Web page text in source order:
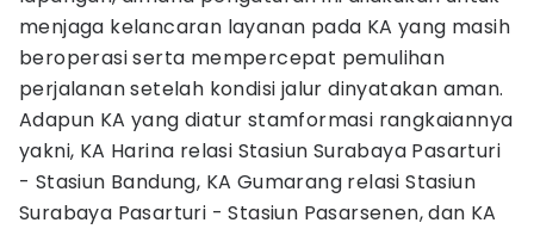
menjaga kelancaran layanan pada KA yang masih
beroperasi serta mempercepat pemulihan
perjalanan setelah kondisi jalur dinyatakan aman.
Adapun KA yang diatur stamformasi rangkaiannya
yakni, KA Harina relasi Stasiun Surabaya Pasarturi
- Stasiun Bandung, KA Gumarang relasi Stasiun
Surabaya Pasarturi - Stasiun Pasarsenen, dan KA